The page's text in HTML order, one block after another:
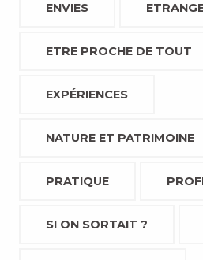
ENVIES
ETRE PROCHE DE TOUT
EXPÉRIENCES
NATURE ET PATRIMOINE
PRATIQUE
SI ON SORTAIT ?